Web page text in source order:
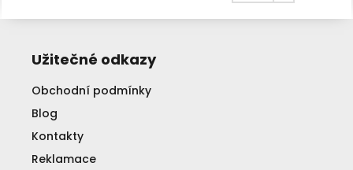
Užitečné odkazy
Obchodní podmínky
Blog
Kontakty
Reklamace